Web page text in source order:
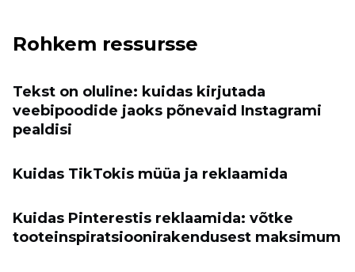
Rohkem ressursse
Tekst on oluline: kuidas kirjutada
veebipoodide jaoks põnevaid Instagrami
pealdisi
Kuidas TikTokis müüa ja reklaamida
Kuidas Pinterestis reklaamida: võtke
tooteinspiratsioonirakendusest maksimum